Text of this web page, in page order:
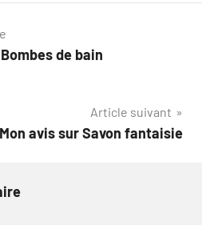
de bain
Article suivant
Mon avis sur Savon fantaisie